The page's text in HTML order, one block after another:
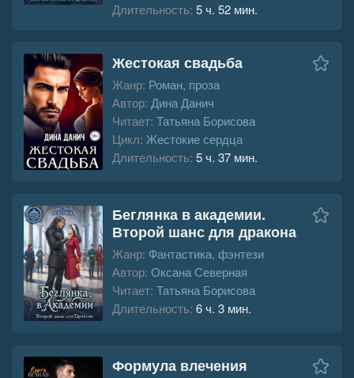
Длительность: 5 ч. 52 мин.
Жестокая свадьба
Жанр: Роман, проза
Автор: Дина Данич
Читает: Татьяна Борисова
Цикл: Жестокие сердца
Длительность: 5 ч. 37 мин.
Беглянка в академии.
Второй шанс для дракона
Жанр: Фантастика, фэнтези
Автор: Оксана Северная
Читает: Татьяна Борисова
Длительность: 6 ч. 3 мин.
Формула влечения